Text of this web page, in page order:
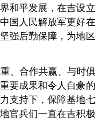
和平发展，在吉设立
国人民解放军更好在
强后勤保障，为地区
、合作共赢、与时俱
要成果和令人自豪的
支持下，保障基地七
官兵们一直在吉积极